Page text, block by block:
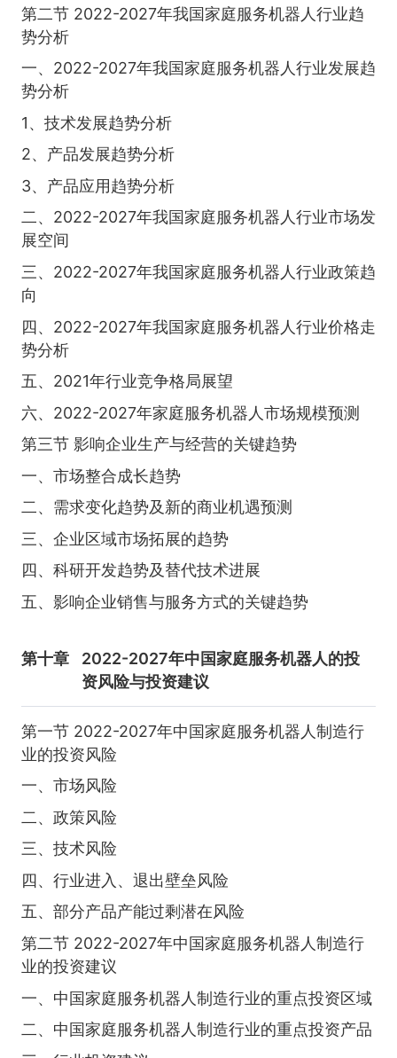
第二节 2022-2027年我国家庭服务机器人行业趋
势分析
一、2022-2027年我国家庭服务机器人行业发展趋
势分析
1、技术发展趋势分析
2、产品发展趋势分析
3、产品应用趋势分析
二、2022-2027年我国家庭服务机器人行业市场发
展空间
三、2022-2027年我国家庭服务机器人行业政策趋
向
四、2022-2027年我国家庭服务机器人行业价格走
势分析
五、2021年行业竞争格局展望
六、2022-2027年家庭服务机器人市场规模预测
第三节 影响企业生产与经营的关键趋势
一、市场整合成长趋势
二、需求变化趋势及新的商业机遇预测
三、企业区域市场拓展的趋势
四、科研开发趋势及替代技术进展
五、影响企业销售与服务方式的关键趋势
第十章
2022-2027年中国家庭服务机器人的投
资风险与投资建议
第一节 2022-2027年中国家庭服务机器人制造行
业的投资风险
一、市场风险
二、政策风险
三、技术风险
四、行业进入、退出壁垒风险
五、部分产品产能过剩潜在风险
第二节 2022-2027年中国家庭服务机器人制造行
业的投资建议
一、中国家庭服务机器人制造行业的重点投资区域
二、中国家庭服务机器人制造行业的重点投资产品